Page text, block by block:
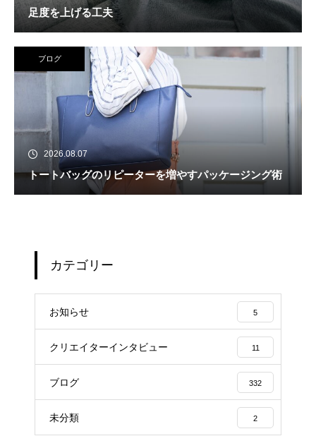
足度を上げる工夫
ブログ
2026.08.07
トートバッグのリピーターを増やすパッケージング術
カテゴリー
お知らせ 5
クリエイターインタビュー 11
ブログ 332
未分類 2